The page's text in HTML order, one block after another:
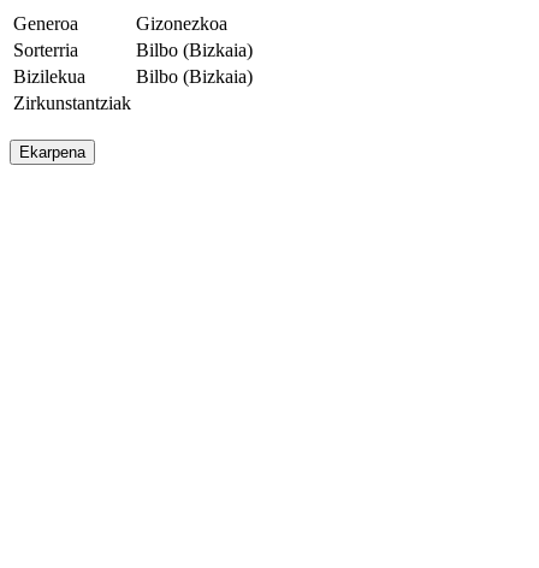
Generoa
Gizonezkoa
Sorterria
Bilbo (Bizkaia)
Bizilekua
Bilbo (Bizkaia)
Zirkunstantziak